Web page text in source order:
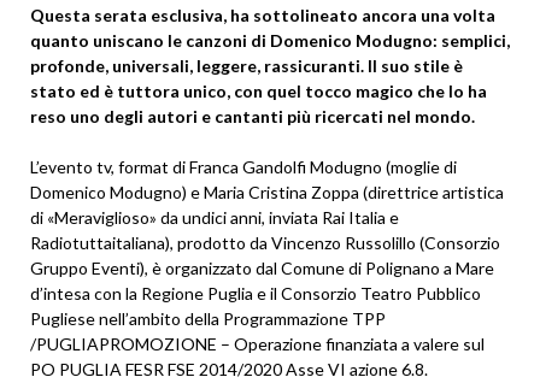
Questa serata esclusiva, ha sottolineato ancora una volta
quanto uniscano le canzoni di Domenico Modugno: semplici,
profonde, universali, leggere, rassicuranti. Il suo stile è
stato ed è tuttora unico, con quel tocco magico che lo ha
reso uno degli autori e cantanti più ricercati nel mondo.
L’evento tv, format di Franca Gandolfi Modugno (moglie di
Domenico Modugno) e Maria Cristina Zoppa (direttrice artistica
di «Meraviglioso» da undici anni, inviata Rai Italia e
Radiotuttaitaliana), prodotto da Vincenzo Russolillo (Consorzio
Gruppo Eventi), è organizzato dal Comune di Polignano a Mare
d’intesa con la Regione Puglia e il Consorzio Teatro Pubblico
Pugliese nell’ambito della Programmazione TPP
/PUGLIAPROMOZIONE – Operazione finanziata a valere sul
PO PUGLIA FESR FSE 2014/2020 Asse VI azione 6.8.